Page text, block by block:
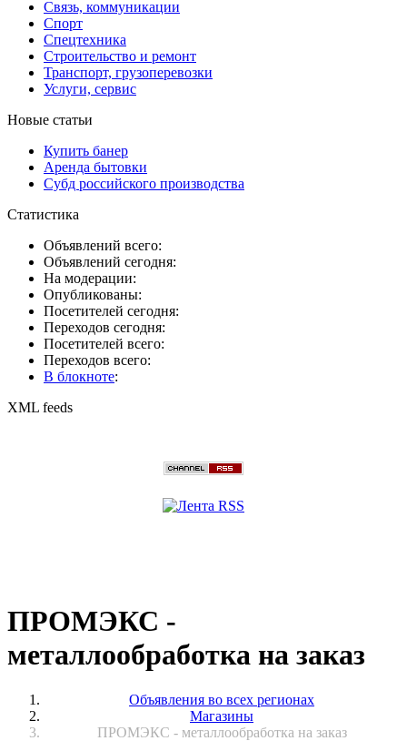
Связь, коммуникации
Спорт
Спецтехника
Строительство и ремонт
Транспорт, грузоперевозки
Услуги, сервис
Новые статьи
Купить банер
Аренда бытовки
Субд российского производства
Статистика
Объявлений всего:
Объявлений сегодня:
На модерации:
Опубликованы:
Посетителей сегодня:
Переходов сегодня:
Посетителей всего:
Переходов всего:
В блокноте:
XML feeds
ПРОМЭКС -
металлообработка на заказ
Объявления во всех регионах
Магазины
ПРОМЭКС - металлообработка на заказ